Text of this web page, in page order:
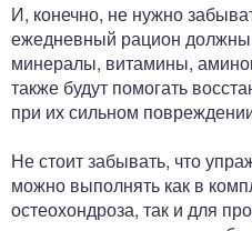
И, конечно, не нужно
ежедневный рацион
минералы, витамины,
также будут помогать
при их сильном
Не стоит забывать, что
можно выполнять как в
остеохондроза, так и для